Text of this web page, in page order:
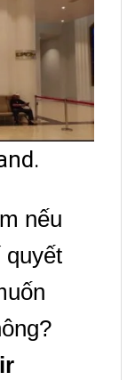
nếu
quyết